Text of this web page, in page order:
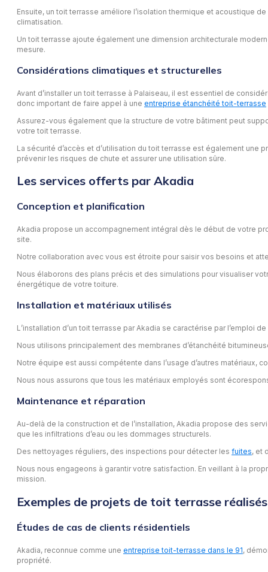
Ensuite, un toit terrasse améliore l’isolation thermique et acoustique
climatisation.
Un toit terrasse ajoute également une dimension architecturale
mesure.
Considérations climatiques et structurelles
Avant d’installer un toit terrasse à Palaiseau, il est essentiel de
donc important de faire appel à une entreprise étanchéité toit-terrasse
Assurez-vous également que la structure de votre bâtiment peut
votre toit terrasse.
La sécurité d’accès et d’utilisation du toit terrasse est également
prévenir les risques de chute et assurer une utilisation sûre.
Les services offerts par Akadia
Conception et planification
Akadia propose un accompagnement intégral dès le début de votre
site.
Notre collaboration avec vous est étroite pour saisir vos besoins et
Nous élaborons des plans précis et des simulations pour visualiser
énergétique de votre toiture.
Installation et matériaux utilisés
L’installation d’un toit terrasse par Akadia se caractérise par l’emploi
Nous utilisons principalement des membranes d’étanchéité
Notre équipe est aussi compétente dans l’usage d’autres matériaux,
Nous nous assurons que tous les matériaux employés sont
Maintenance et réparation
Au-delà de la construction et de l’installation, Akadia propose des
que les infiltrations d’eau ou les dommages structurels.
Des nettoyages réguliers, des inspections pour détecter les fuites, et
Nous nous engageons à garantir votre satisfaction. En veillant à la
mission.
Exemples de projets de toit terrasse
Études de cas de clients résidentiels
Akadia, reconnue comme une entreprise toit-terrasse dans le 91,
propriété.